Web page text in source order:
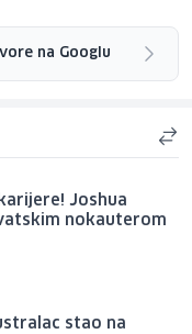
na Googlu
Joshua
nokauterom
stao na